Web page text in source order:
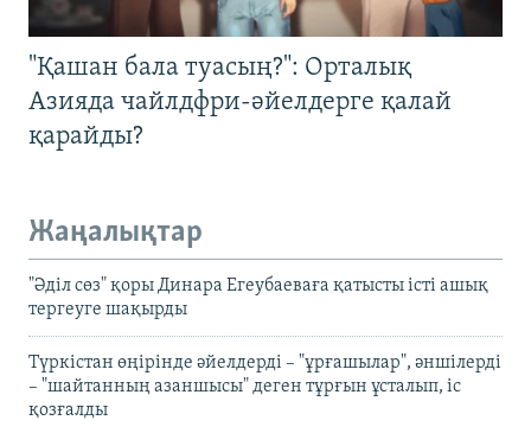
"Қашан бала туасың?": Орталық
Азияда чайлдфри-әйелдерге қалай
қарайды?
Жаңалықтар
"Әділ сөз" қоры Динара Егеубаеваға қатысты істі ашық
тергеуге шақырды
Түркістан өңірінде әйелдерді – "ұрғашылар", әншілерді
– "шайтанның азаншысы" деген тұрғын ұсталып, іс
қозғалды